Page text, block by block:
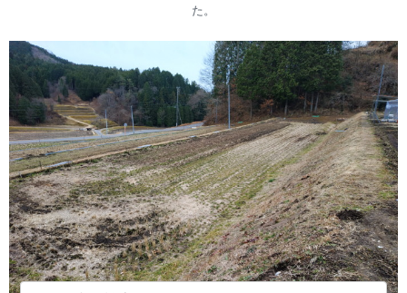
た。